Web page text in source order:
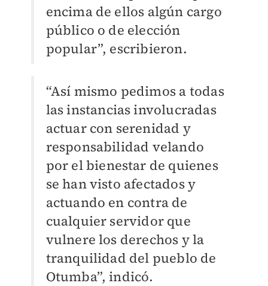
encima de ellos algún cargo
público o de elección
popular”, escribieron.
“Así mismo pedimos a todas
las instancias involucradas
actuar con serenidad y
responsabilidad velando
por el bienestar de quienes
se han visto afectados y
actuando en contra de
cualquier servidor que
vulnere los derechos y la
tranquilidad del pueblo de
Otumba”, indicó.